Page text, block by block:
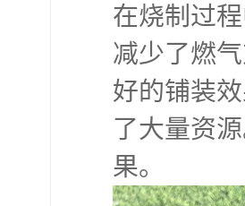
在烧制过
减少了燃
好的铺装
了大量资
果。